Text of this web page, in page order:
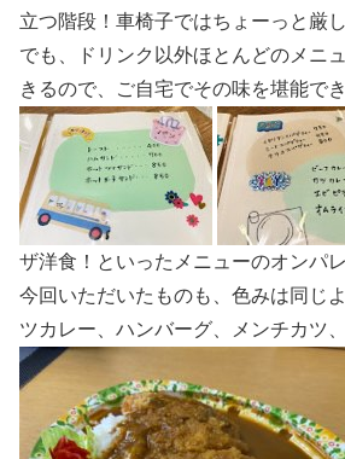
立つ階段！車椅子ではちょーっと厳
でも、ドリンク以外ほとんどのメニ
きるので、ご自宅でその味を堪能で
ザ洋食！といったメニューのオンパ
今回いただいたものも、色みは同じ
ツカレー、ハンバーグ、メンチカツ